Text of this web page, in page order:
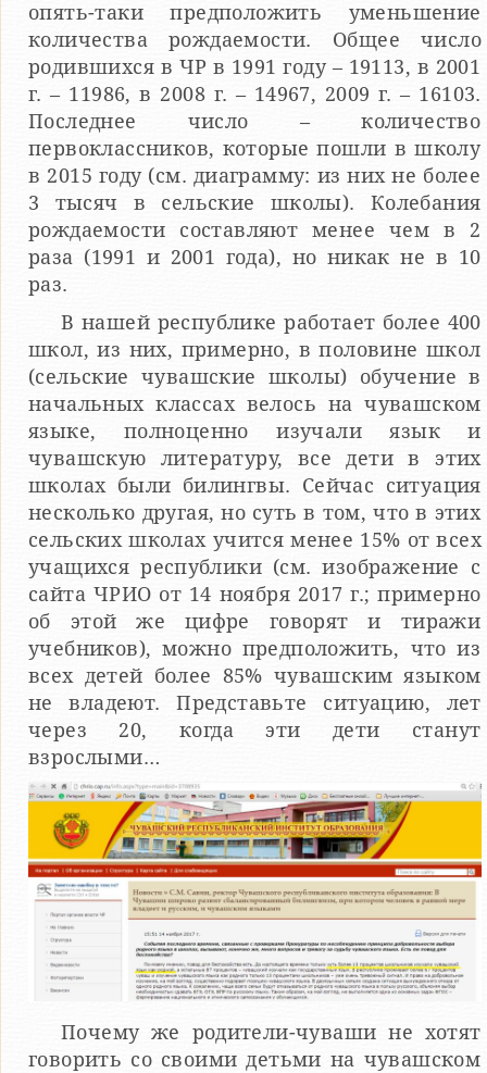
опять-таки предположить уменьшение
количества рождаемости. Общее число
родившихся в ЧР в 1991 году – 19113, в 2001
г. – 11986, в 2008 г. – 14967, 2009 г. – 16103.
Последнее число – количество
первоклассников, которые пошли в школу
в 2015 году (см. диаграмму: из них не более
3 тысяч в сельские школы). Колебания
рождаемости составляют менее чем в 2
раза (1991 и 2001 года), но никак не в 10
раз.
В нашей республике работает более 400
школ, из них, примерно, в половине школ
(сельские чувашские школы) обучение в
начальных классах велось на чувашском
языке, полноценно изучали язык и
чувашскую литературу, все дети в этих
школах были билингвы. Сейчас ситуация
несколько другая, но суть в том, что в этих
сельских школах учится менее 15% от всех
учащихся республики (см. изображение с
сайта ЧРИО от 14 ноября 2017 г.; примерно
об этой же цифре говорят и тиражи
учебников), можно предположить, что из
всех детей более 85% чувашским языком
не владеют. Представьте ситуацию, лет
через 20, когда эти дети станут
взрослыми…
Почему же родители-чуваши не хотят
говорить со своими детьми на чувашском